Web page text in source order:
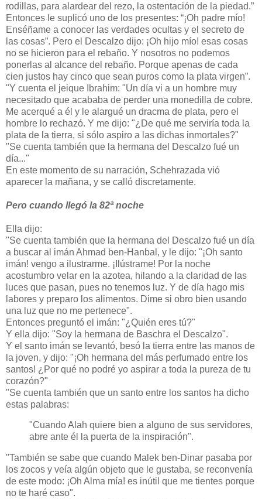
rodillas, para alardear del rezo, la ostentación de la piedad.”
Entonces le suplicó uno de los presentes: “¡Oh padre mío!
Enséñame a conocer las verdades ocultas y el secreto de
las cosas”. Pero el Descalzo dijo: ¡Oh hijo mío! esas cosas
no se hicieron para el rebaño. Y nosotros no podemos
ponerlas al alcance del rebaño. Porque apenas de cada
cien justos hay cinco que sean puros como la plata virgen”.
"Y cuenta el jeique Ibrahim: "Un día vi a un hombre muy
necesitado que acababa de perder una monedilla de cobre.
Me acerqué a él y le alargué un dracma de plata, pero el
hombre lo rechazó. Y me dijo: "¿De qué me serviría toda la
plata de la tierra, si sólo aspiro a las dichas inmortales?"
"Se cuenta también que la hermana del Descalzo fué un
día..."
En este momento de su narración, Schehrazada vió
aparecer la mañana, y se calló discretamente.
Pero cuando llegó la 82ª noche
Ella dijo:
"Se cuenta también que la hermana del Descalzo fué un día
a buscar al imán Ahmad ben-Hanbal, y le dijo: "¡Oh santo
imán! vengo a ilustrarme. ¡Ilústrame! Por la noche
acostumbro velar en la azotea, hilando a la claridad de las
luces que pasan, pues no tenemos luz. Y de día hago mis
labores y preparo los alimentos. Dime si obro bien usando
una luz que no me pertenece".
Entonces preguntó el imán: "¿Quién eres tú?"
Y ella dijo: "Soy la hermana de Baschra el Descalzo".
Y el santo imán se levantó, besó la tierra entre las manos de
la joven, y dijo: "¡Oh hermana del más perfumado entre los
santos! ¿Por qué no podré yo aspirar a toda la pureza de tu
corazón?"
"Se cuenta también que un santo entre los santos ha dicho
estas palabras:
"Cuando Alah quiere bien a alguno de sus servidores,
abre ante él la puerta de la inspiración".
"También se sabe que cuando Malek ben-Dinar pasaba por
los zocos y veía algún objeto que le gustaba, se reconvenía
de este modo: ¡Oh Alma mía! es inútil que me tientes porque
no te haré caso".